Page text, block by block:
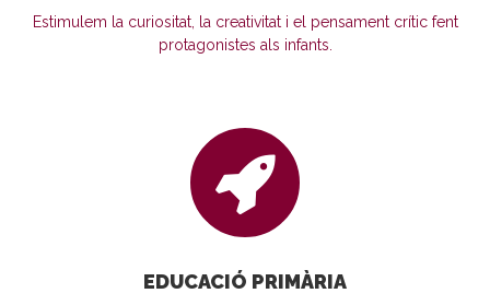
Estimulem la curiositat, la creativitat i el pensament crític fent
protagonistes als infants.
EDUCACIÓ PRIMÀRIA